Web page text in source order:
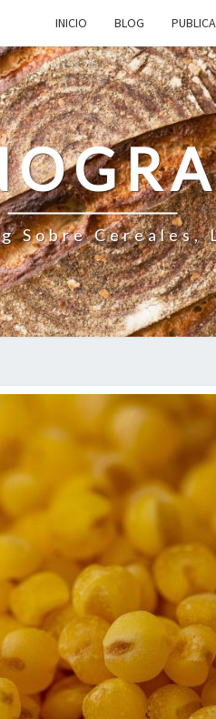
INICIO BLOG
Sobre Cereales,